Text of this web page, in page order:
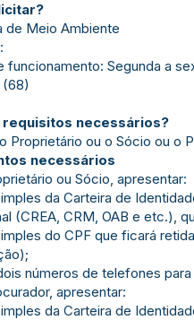
de Meio Ambiente
funcionamento: Segunda a
requisitos necessários?
Proprietário ou o Sócio ou o
necessários
ou Sócio, apresentar:
da Carteira de
(CREA, CRM, OAB e etc.),
do CPF que ficará
números de telefones
apresentar:
da Carteira de